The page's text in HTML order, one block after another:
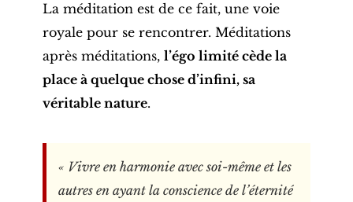
La méditation est de ce fait, une voie
royale pour se rencontrer. Méditations
après méditations, l’égo limité cède la
place à quelque chose d’infini, sa
véritable nature.
« Vivre en harmonie avec soi-même et les
autres en ayant la conscience de l’éternité